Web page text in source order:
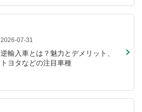
2026-07-31
逆輸入車とは？魅力とデメリット、
トヨタなどの注目車種